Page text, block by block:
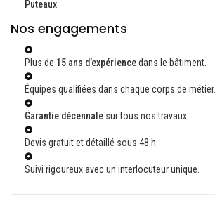
Puteaux
Nos engagements
Plus de 15 ans d’expériencedans le bâtiment.
Équipes qualifiées dans chaque corps de métier.
Garantie décennale sur tous nos travaux.
Devis gratuit et détaillé sous 48 h.
Suivi rigoureux avec un interlocuteur unique.